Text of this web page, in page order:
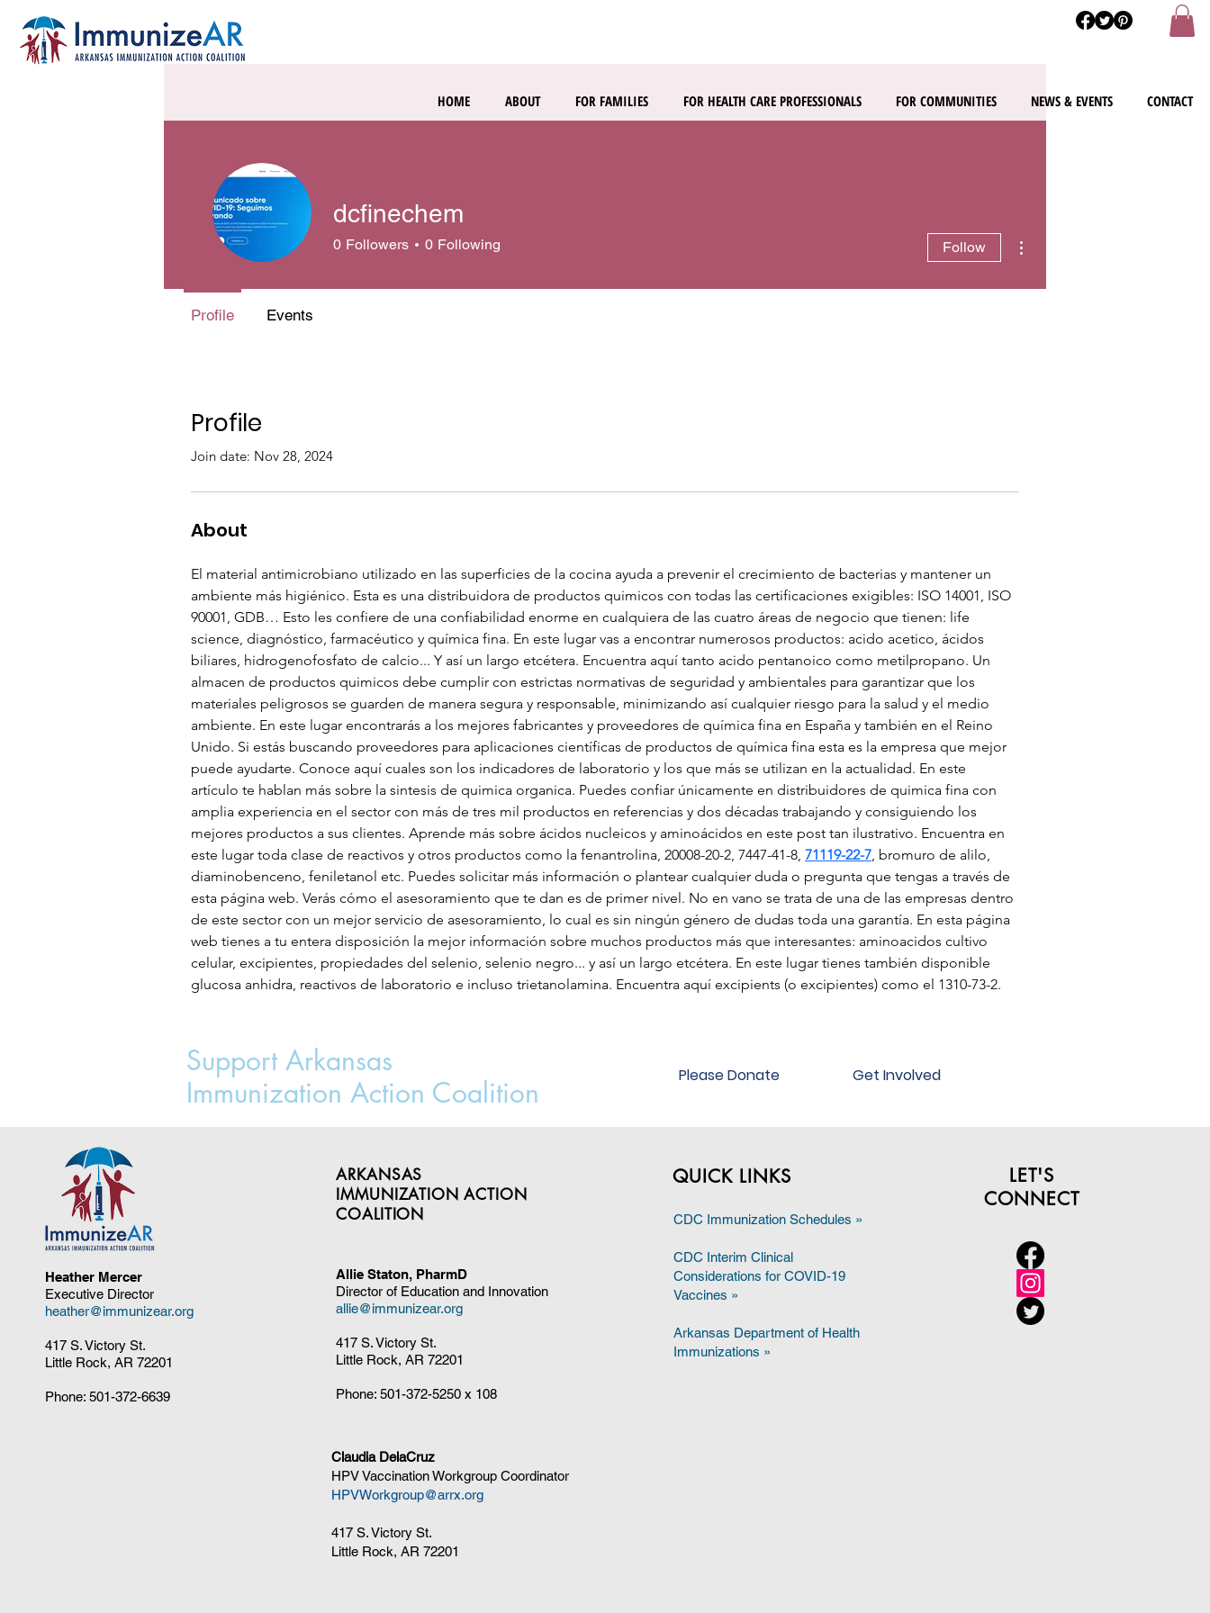
HOME ABOUT FOR FAMILIES FOR HEALTH CARE PROFESSIONALS FOR COMMUNITIES NEWS & EVENTS CONTACT
Profile
Join date: Nov 28, 2024
About
El material antimicrobiano utilizado en las superficies de la cocina ayuda a prevenir el crecimiento de bacterias y mantener un
ambiente más higiénico. Esta es una distribuidora de productos quimicos con todas las certificaciones exigibles: ISO 14001, ISO
90001, GDB… Esto les confiere de una confiabilidad enorme en cualquiera de las cuatro áreas de negocio que tienen: life
science, diagnóstico, farmacéutico y química fina. En este lugar vas a encontrar numerosos productos: acido acetico, ácidos
biliares, hidrogenofosfato de calcio... Y así un largo etcétera. Encuentra aquí tanto acido pentanoico como metilpropano. Un
almacen de productos quimicos debe cumplir con estrictas normativas de seguridad y ambientales para garantizar que los
materiales peligrosos se guarden de manera segura y responsable, minimizando así cualquier riesgo para la salud y el medio
ambiente. En este lugar encontrarás a los mejores fabricantes y proveedores de química fina en España y también en el Reino
Unido. Si estás buscando proveedores para aplicaciones científicas de productos de química fina esta es la empresa que mejor
puede ayudarte. Conoce aquí cuales son los indicadores de laboratorio y los que más se utilizan en la actualidad. En este
artículo te hablan más sobre la sintesis de quimica organica. Puedes confiar únicamente en distribuidores de quimica fina con
amplia experiencia en el sector con más de tres mil productos en referencias y dos décadas trabajando y consiguiendo los
mejores productos a sus clientes. Aprende más sobre ácidos nucleicos y aminoácidos en este post tan ilustrativo. Encuentra en
este lugar toda clase de reactivos y otros productos como la fenantrolina, 20008-20-2, 7447-41-8, 71119-22-7, bromuro de alilo,
diaminobenceno, feniletanol etc. Puedes solicitar más información o plantear cualquier duda o pregunta que tengas a través de
esta página web. Verás cómo el asesoramiento que te dan es de primer nivel. No en vano se trata de una de las empresas dentro
de este sector con un mejor servicio de asesoramiento, lo cual es sin ningún género de dudas toda una garantía. En esta página
web tienes a tu entera disposición la mejor información sobre muchos productos más que interesantes: aminoacidos cultivo
celular, excipientes, propiedades del selenio, selenio negro... y así un largo etcétera. En este lugar tienes también disponible
glucosa anhidra, reactivos de laboratorio e incluso trietanolamina. Encuentra aquí excipients (o excipientes) como el 1310-73-2.
dcfinechem
0 Followers 0 Following Follow
Profile Events
Support Arkansas
Immunization Action Coalition
Please Donate Get Involved
Heather Mercer
Executive Director
heather@immunizear.org
417 S. Victory St.
Little Rock, AR 72201
Phone: 501-372-6639
ARKANSAS
IMMUNIZATION ACTION
COALITION
Allie Staton, PharmD
Director of Education and Innovation
allie@immunizear.org
417 S. Victory St.
Little Rock, AR 72201
Phone:501-372-5250 x 108
Claudia DelaCruz
HPV Vaccination Workgroup Coordinator
HPVWorkgroup@arrx.org
417 S. Victory St.
Little Rock, AR 72201
QUICK LINKS
CDC Immunization Schedules »
CDC Interim Clinical
Considerations for COVID-19
Vaccines »
Arkansas Department of Health
Immunizations »
LET'S
CONNECT